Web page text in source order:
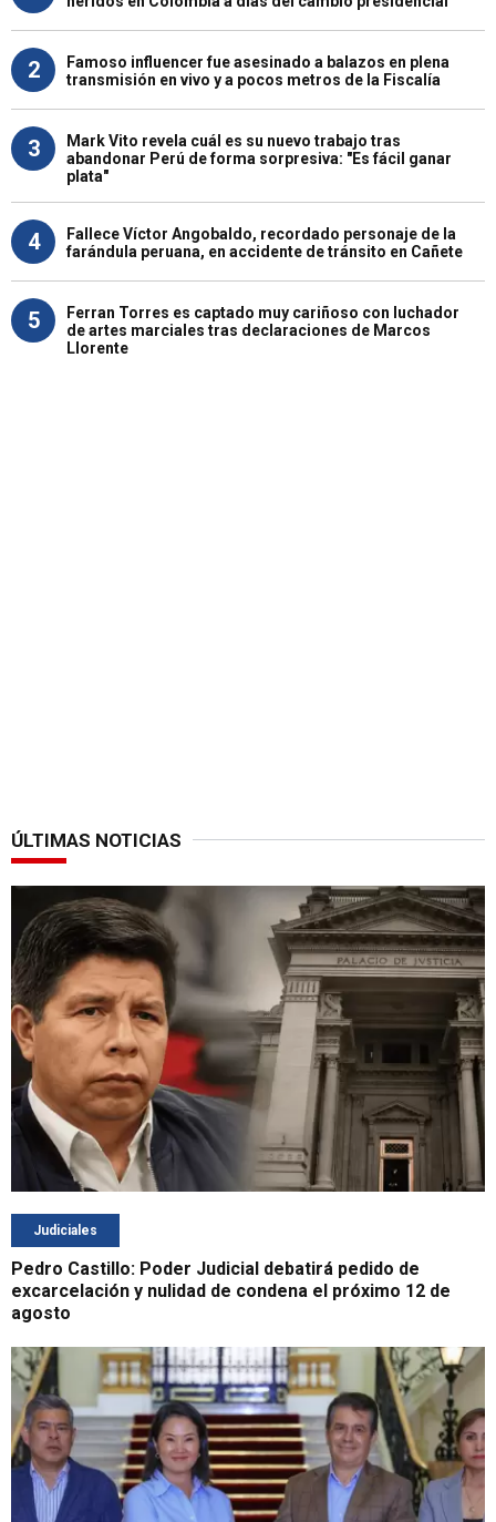
2
Famoso influencer fue asesinado a balazos en plena
transmisión en vivo y a pocos metros de la Fiscalía
3
Mark Vito revela cuál es su nuevo trabajo tras
abandonar Perú de forma sorpresiva: "Es fácil ganar
plata"
4
Fallece Víctor Angobaldo, recordado personaje de la
farándula peruana, en accidente de tránsito en Cañete
5
Ferran Torres es captado muy cariñoso con luchador
de artes marciales tras declaraciones de Marcos
Llorente
ÚLTIMAS NOTICIAS
Judiciales
Pedro Castillo: Poder Judicial debatirá pedido de
excarcelación y nulidad de condena el próximo 12 de
agosto